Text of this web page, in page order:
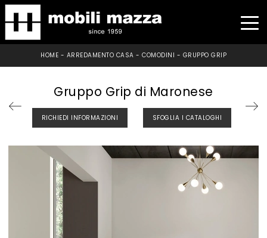
HOME - ARREDAMENTO CASA - COMODINI - GRUPPO GRIP
Gruppo Grip di Maronese
RICHIEDI INFORMAZIONI SFOGLIA I CATALOGHI